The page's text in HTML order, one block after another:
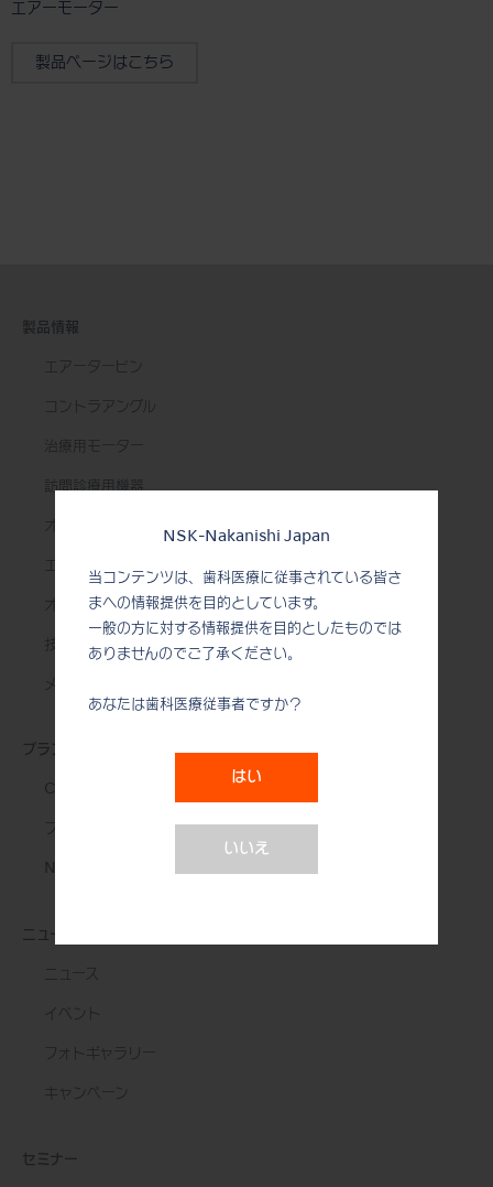
NSK-Nakanishi Japan
当コンテンツは、歯科医療に従事されている皆さ
まへの情報提供を目的としています。
一般の方に対する情報提供を目的としたものでは
ありませんのでご了承ください。
あなたは歯科医療従事者ですか？
はい
いいえ
エアーモーター
製品ページはこちら
製品情報
エアータービン
コントラアングル
治療用モーター
訪問診療用機器
オーラルハイジーン
オーラルサージェリー
技工用製品
メンテナンス＆オートクレーブ
ブランド
Create it
プロのための究極の道具
NSK STUDIO
ニュース&イベント
ニュース
イベント
フォトギャラリー
キャンペーン
セミナー